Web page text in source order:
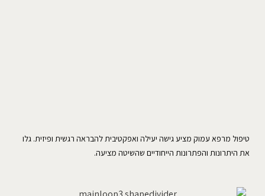
טיפול מרפא עמוק מציע גישה יעילה ואפקטיבית להבראה רגשית ופיזית. גלו
את היתרונות והפתרונות הייחודיים שהשיטה מציעה.